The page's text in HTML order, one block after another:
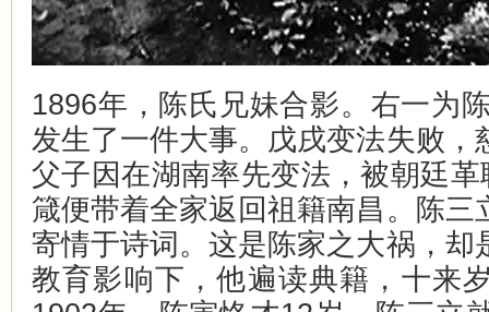
1896年，陈氏兄妹合影。右一为
发生了一件大事。戊戌变法失败，
父子因在湖南率先变法，被朝廷革
箴便带着全家返回祖籍南昌。陈三
寄情于诗词。这是陈家之大祸，却
教育影响下，他遍读典籍，十来